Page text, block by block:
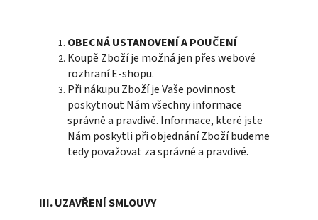
OBECNÁ USTANOVENÍ A POUČENÍ
Koupě Zboží je možná jen přes webové
rozhraní E-shopu.
Při nákupu Zboží je Vaše povinnost
poskytnout Nám všechny informace
správně a pravdivě. Informace, které jste
Nám poskytli při objednání Zboží budeme
tedy považovat za správné a pravdivé.
III. UZAVŘENÍ SMLOUVY